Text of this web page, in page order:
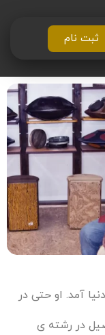
ثبت نام
در تهران به دنیا آمد. او حتی در
در رشته ی